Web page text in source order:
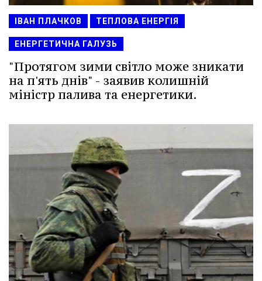
ІВАН ПЛАЧКОВ ТЕПЛОВА ЕНЕРГІЯ
ЕНЕРГЕТИЧНА ГАЛУЗЬ
"Протягом зими світло може зникати
на п'ять днів" - заявив колишній
міністр палива та енергетики.